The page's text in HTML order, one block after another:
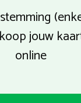
jouw
online